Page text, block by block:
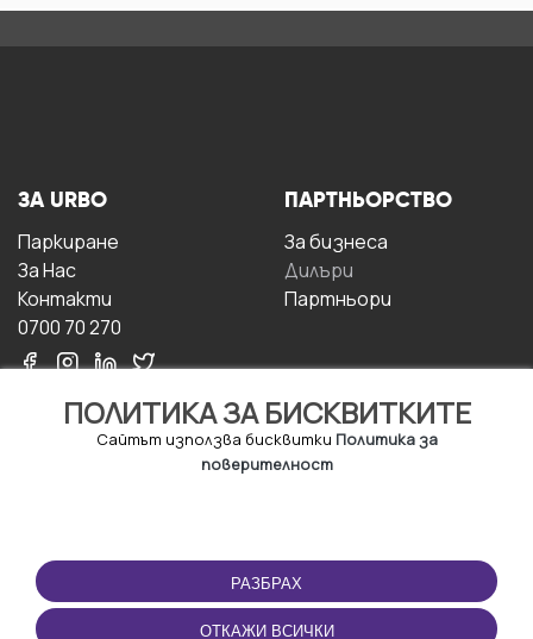
ПОЛИТИКА ЗА БИСКВИТКИТЕ
Сайтът използва бисквитки Политика за
поверителност
РАЗБРАХ
ОТКАЖИ ВСИЧКИ
ЗА URBO
Паркиране
За Hас
Контакти
0700 70 270
ПАРТНЬОРСТВО
За бизнесa
Дилъри
Партньори
ПОЛЗВАНЕ
Правила и условия за
ползване
ПРИЛОЖЕНИЕТО